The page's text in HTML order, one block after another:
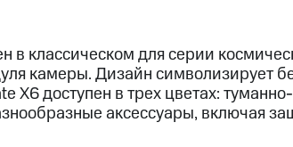
в классическом для серии
камеры. Дизайн символизирует
X6 доступен в трех цветах:
аксессуары, включая